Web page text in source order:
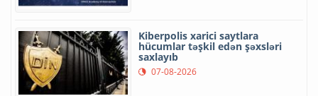
Kiberpolis xarici saytlara
hücumlar təşkil edən şəxsləri
saxlayıb
07-08-2026